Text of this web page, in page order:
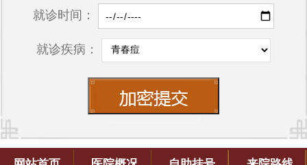
就诊时间：
就诊疾病：